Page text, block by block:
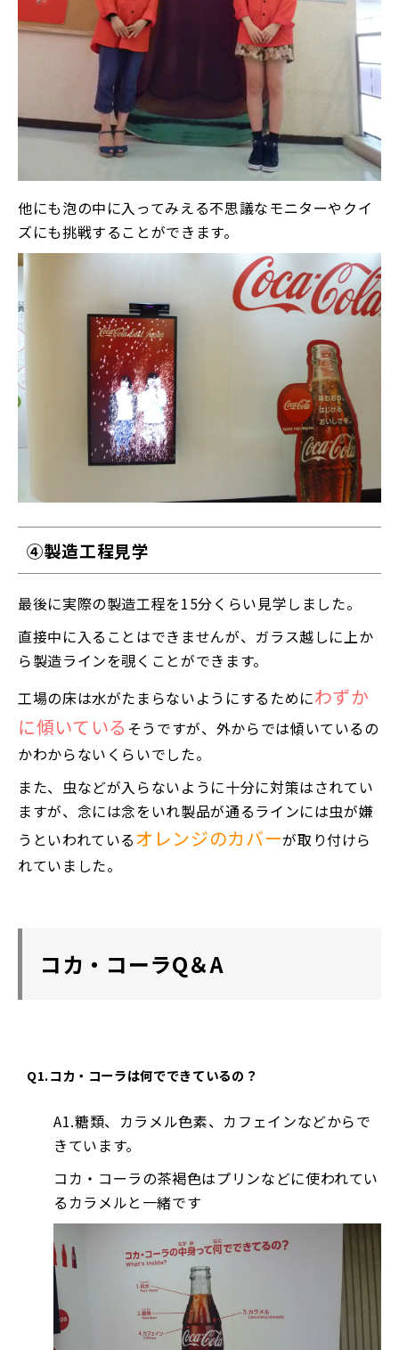
他にも泡の中に入ってみえる不思議なモニターやクイ
ズにも挑戦することができます。
④製造工程見学
最後に実際の製造工程を15分くらい見学しました。
直接中に入ることはできませんが、ガラス越しに上か
ら製造ラインを覗くことができます。
工場の床は水がたまらないようにするためにわずか
に傾いている そうですが、外からでは傾いているの
かわからないくらいでした。
また、虫などが入らないように十分に対策はされてい
ますが、念には念をいれ製品が通るラインには虫が嫌
うといわれているオレンジのカバーが取り付けら
れていました。
コカ・コーラQ＆A
Q1.コカ・コーラは何でできているの？
A1.糖類、カラメル色素、カフェインなどからで
きています。
コカ・コーラの茶褐色はプリンなどに使われてい
るカラメルと一緒です